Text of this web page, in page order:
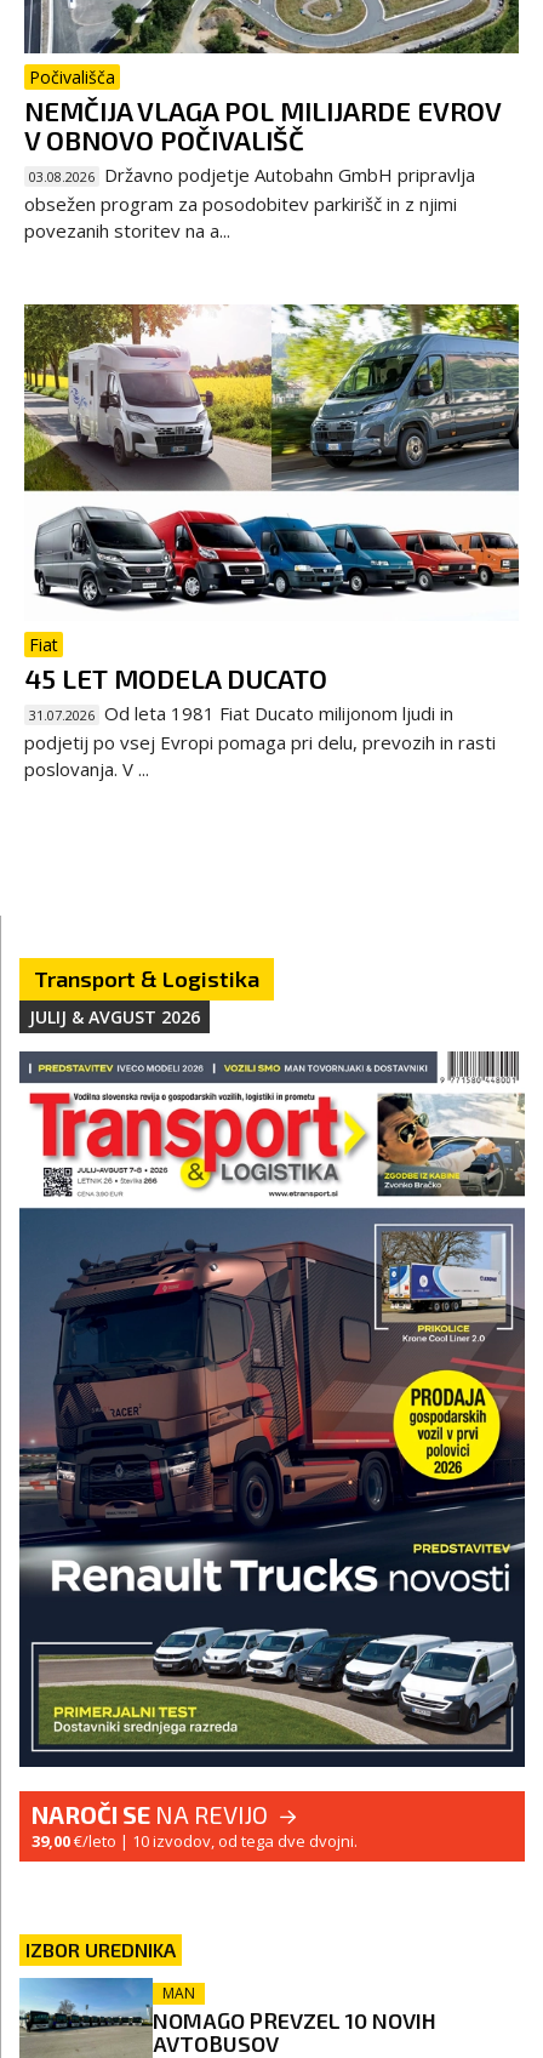
Počivališča
NEMČIJA VLAGA POL MILIJARDE EVROV
V OBNOVO POČIVALIŠČ
03.08.2026 Državno podjetje Autobahn GmbH pripravlja
obsežen program za posodobitev parkirišč in z njimi
povezanih storitev na a...
Fiat
45 LET MODELA DUCATO
31.07.2026 Od leta 1981 Fiat Ducato milijonom ljudi in
podjetij po vsej Evropi pomaga pri delu, prevozih in rasti
poslovanja. V ...
Transport & Logistika
JULIJ & AVGUST 2026
NAROČI SE NA REVIJO
39,00€/leto | 10 izvodov, od tega dve dvojni.
IZBOR UREDNIKA
MAN
NOMAGO PREVZEL 10 NOVIH
AVTOBUSOV